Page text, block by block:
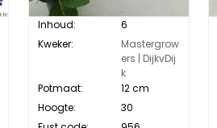
Inhoud:
6
Kweker:
Mastergrow
ers | DijkvDij
k
Potmaat:
12 cm
Hoogte:
30